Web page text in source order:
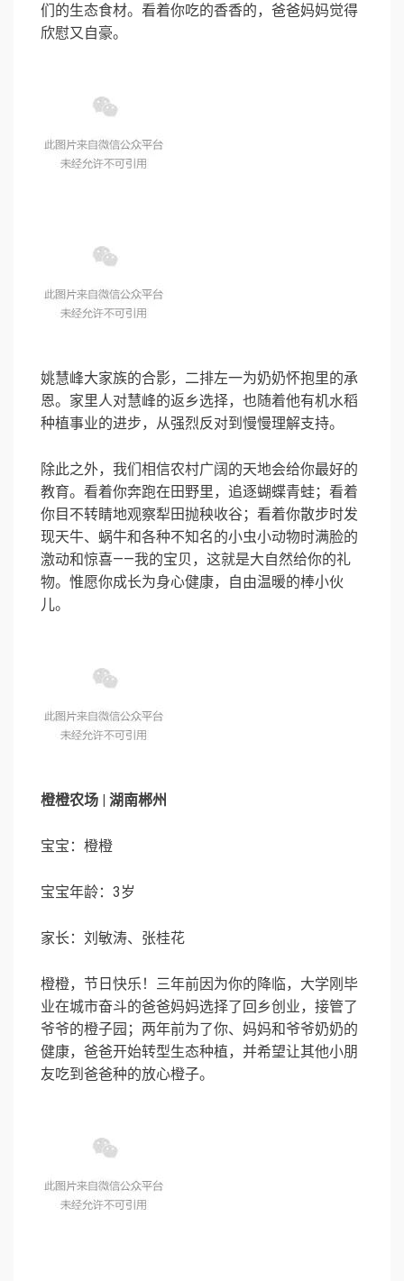
们的生态食材。看着你吃的香香的，爸爸妈妈觉得
欣慰又自豪。
姚慧峰大家族的合影，二排左一为奶奶怀抱里的承
恩。家里人对慧峰的返乡选择，也随着他有机水稻
种植事业的进步，从强烈反对到慢慢理解支持。
除此之外，我们相信农村广阔的天地会给你最好的
教育。看着你奔跑在田野里，追逐蝴蝶青蛙；看着
你目不转睛地观察犁田抛秧收谷；看着你散步时发
现天牛、蜗牛和各种不知名的小虫小动物时满脸的
激动和惊喜——我的宝贝，这就是大自然给你的礼
物。惟愿你成长为身心健康，自由温暖的棒小伙
儿。
橙橙农场 | 湖南郴州
宝宝：橙橙
宝宝年龄：3岁
家长：刘敏涛、张桂花
橙橙，节日快乐！三年前因为你的降临，大学刚毕
业在城市奋斗的爸爸妈妈选择了回乡创业，接管了
爷爷的橙子园；两年前为了你、妈妈和爷爷奶奶的
健康，爸爸开始转型生态种植，并希望让其他小朋
友吃到爸爸种的放心橙子。